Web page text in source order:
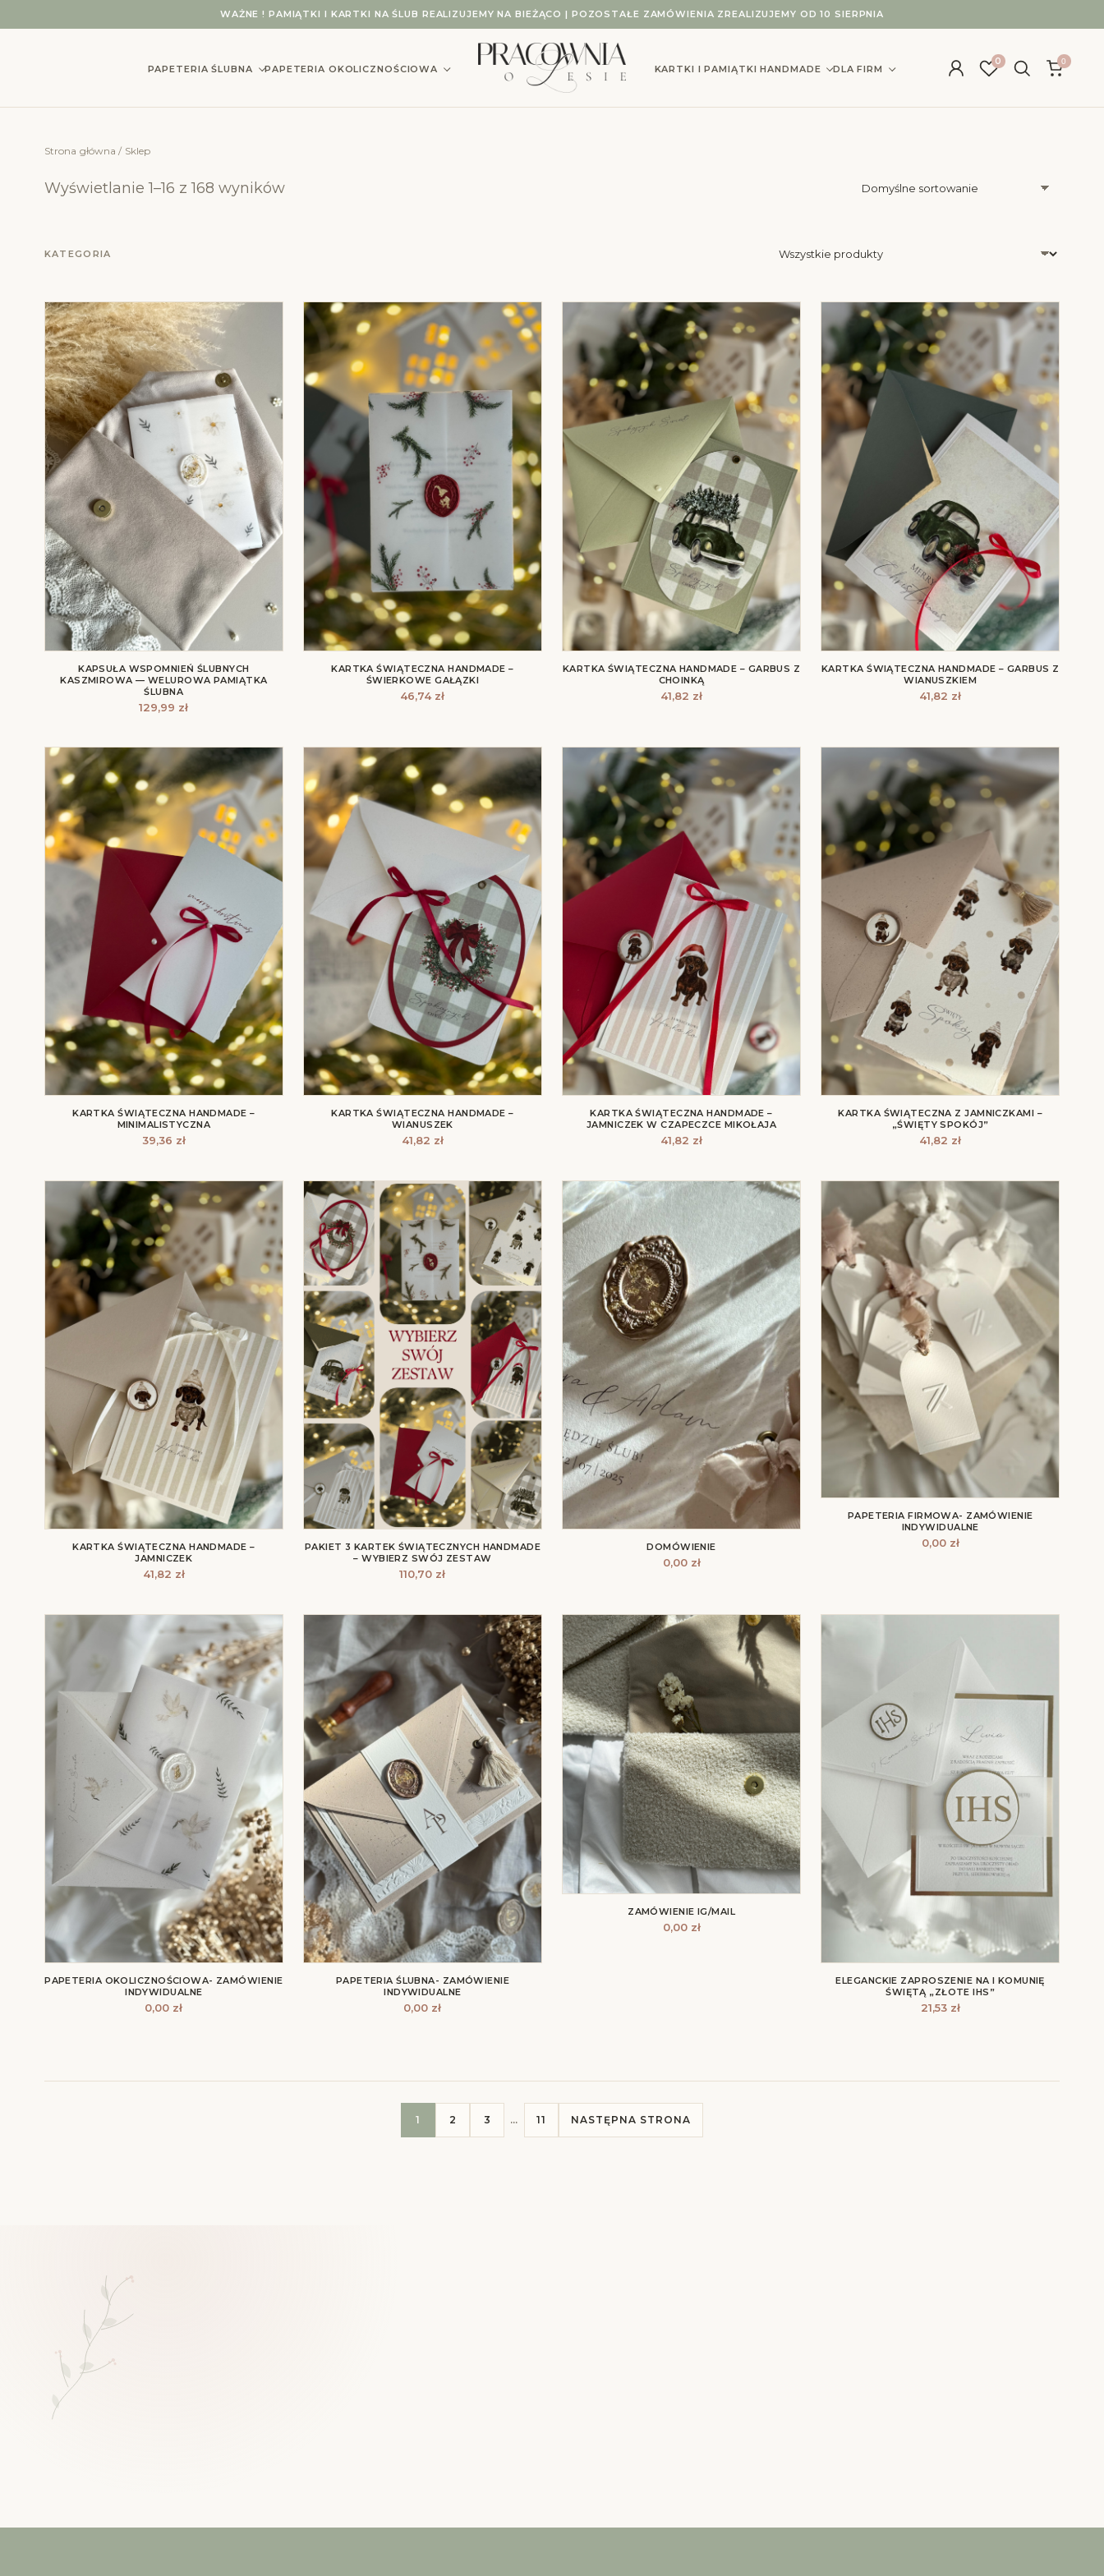
WAŻNE ! PAMIĄTKI I KARTKI NA ŚLUB REALIZUJEMY NA BIEŻĄCO | POZOSTAŁE ZAMÓWIENIA ZREALIZUJEMY OD 10 SIERPNIA
PAPETERIA ŚLUBNA PAPETERIA OKOLICZNOŚCIOWA KARTKI I PAMIĄTKI HANDMADE DLA FIRM
0 0
Strona główna / Sklep
Wyświetlanie 1–16 z 168 wyników
KATEGORIA Wybierz kategorię produktów
KAPSUŁA WSPOMNIEŃ ŚLUBNYCH
KASZMIROWA — WELUROWA PAMIĄTKA
ŚLUBNA
129,99 zł
KARTKA ŚWIĄTECZNA HANDMADE –
ŚWIERKOWE GAŁĄZKI
46,74 zł
KARTKA ŚWIĄTECZNA HANDMADE – GARBUS Z
CHOINKĄ
41,82 zł
KARTKA ŚWIĄTECZNA HANDMADE – GARBUS Z
WIANUSZKIEM
41,82 zł
KARTKA ŚWIĄTECZNA HANDMADE –
MINIMALISTYCZNA
39,36 zł
KARTKA ŚWIĄTECZNA HANDMADE –
WIANUSZEK
41,82 zł
KARTKA ŚWIĄTECZNA HANDMADE –
JAMNICZEK W CZAPECZCE MIKOŁAJA
41,82 zł
KARTKA ŚWIĄTECZNA Z JAMNICZKAMI –
„ŚWIĘTY SPOKÓJ”
41,82 zł
KARTKA ŚWIĄTECZNA HANDMADE –
JAMNICZEK
41,82 zł
PAKIET 3 KARTEK ŚWIĄTECZNYCH HANDMADE
– WYBIERZ SWÓJ ZESTAW
110,70 zł
DOMÓWIENIE
0,00 zł
PAPETERIA FIRMOWA- ZAMÓWIENIE
INDYWIDUALNE
0,00 zł
PAPETERIA OKOLICZNOŚCIOWA- ZAMÓWIENIE
INDYWIDUALNE
0,00 zł
PAPETERIA ŚLUBNA- ZAMÓWIENIE
INDYWIDUALNE
0,00 zł
ZAMÓWIENIE IG/MAIL
0,00 zł
ELEGANCKIE ZAPROSZENIE NA I KOMUNIĘ
ŚWIĘTĄ „ZŁOTE IHS”
21,53 zł
1 2 3 … 11 NASTĘPNA STRONA